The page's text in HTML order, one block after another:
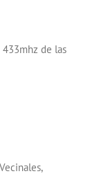
de las